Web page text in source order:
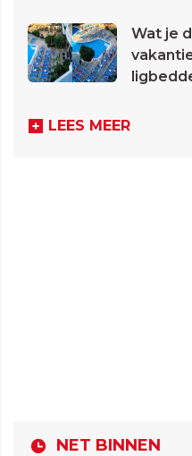
Wat je
LEES MEER
NET BINNEN